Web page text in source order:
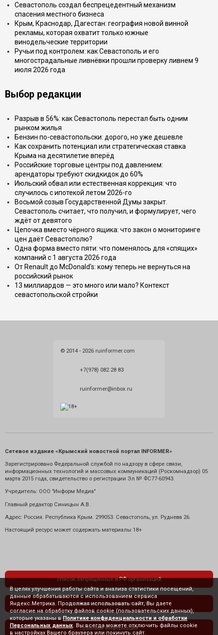
Севастополь создал беспрецедентный механизм
спасения местного бизнеса
Крым, Краснодар, Дагестан: география новой винной
рекламы, которая охватит только южные
винодельческие территории
Ручьи под контролем: как Севастополь и его
многострадальные ливнёвки прошли проверку ливнем 9
июля 2026 года
Выбор редакции
Разрыв в 56%: как Севастополь перестал быть одним
рынком жилья
Бензин по-севастопольски: дорого, но уже дешевле
Как сохранить потенциал или стратегическая ставка
Крыма на десятилетие вперёд
Российские торговые центры под давлением:
арендаторы требуют скидкидок до 60%
Июльский обвал или естественная коррекция: что
случилось с ипотекой летом 2026-го
Восьмой созыв Государственной Думы закрыт.
Севастополь считает, что получил, и формулирует, чего
ждёт от девятого
Цепочка вместо чёрного ящика: что закон о мониторинге
цен даёт Севастополю?
Одна форма вместо пяти: что поменялось для «спящих»
компаний с 1 августа 2026 года
От Renault до McDonald's: кому теперь не вернуться на
российский рынок
13 миллиардов — это много или мало? Контекст
севастопольской стройки
© 2014 - 2026 ruinformer.com
+7(978) 082 28 83
ruinformer@inbox.ru
Сетевое издание «Крымский новостной портал INFORMER»
Зарегистрировано Федеральной службой по надзору в сфере связи,
информационных технологий и массовых коммуникаций (Роскомнадзор) 05
марта 2015 года, свидетельство о регистрации Эл № ФС77-60943.
Учредитель: ООО "Информ Медиа"
Главный редактор Синицын А.В.
Адрес: Россия. Республика Крым. 299053. Севастополь, ул. Руднева 26.
Настоящий ресурс может содержать материалы 18+
список запрещенных в РФ организаций
политика конфиденциальности
правовая информация
В целях улучшения работы сайта и анализа статистики посещений,
данные обрабатываются с использованием сервиса
Яндекс.Метрика. Продолжая использовать сайт, Вы даете
согласие на обработку файлов cookie (пользовательских данных),
которые указаны в Политике конфиденциальности и обработки
Персональных данных . Вы всегда можете отключить файлы cookie
в настройках Вашего браузера или покинуть сайт.